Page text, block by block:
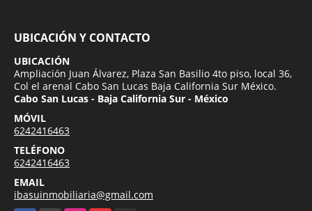
UBICACIÓN Y CONTACTO
UBICACIÓN
Ampliación Juan Álvarez, Plaza San Basilio 4to piso, local 36,
Col el arenal Cabo San Lucas Baja California Sur México.
Cabo San Lucas - Baja California Sur - México
MÓVIL
6242416463
TELÉFONO
6242416463
EMAIL
ibasuinmobiliaria@gmail.com